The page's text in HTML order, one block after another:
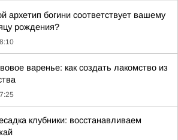
архетип богини соответствует вашему
рождения?
варенье: как создать лакомство из
клубники: восстанавливаем